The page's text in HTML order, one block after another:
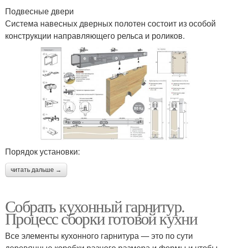
Подвесные двери
Система навесных дверных полотен состоит из особой
конструкции направляющего рельса и роликов.
Порядок установки:
читать дальше →
Собрать кухонный гарнитур.
Процесс сборки готовой кухни
Все элементы кухонного гарнитура — это по сути